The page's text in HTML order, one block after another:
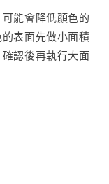
能會降低顏色的
表面先做小面積
認後再執行大面